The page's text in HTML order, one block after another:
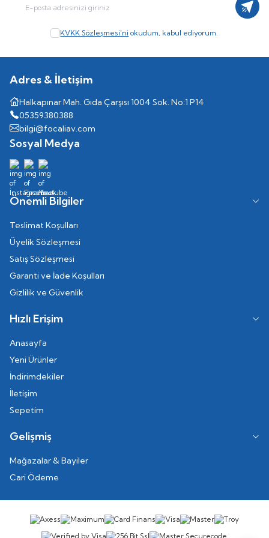
KVKK Sözleşmesi'ni okudum, kabul ediyorum.
Adres & İletişim
Halkapınar Mah. Gıda Çarşısı 1004 Sok. No:1 P14
05359380388
bilgi@focaliav.com
Sosyal Medya
Önemli Bilgiler
Teslimat Koşulları
Üyelik Sözleşmesi
Satış Sözleşmesi
Garanti ve İade Koşulları
Gizlilik ve Güvenlik
Hızlı Erişim
Anasayfa
Yeni Ürünler
İndirimdekiler
İletişim
Sepetim
Gelişmiş
Mağazalar & Bayiler
Cari Ödeme